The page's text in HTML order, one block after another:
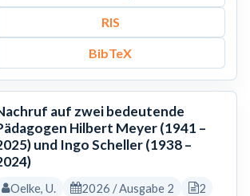
RIS
BibTeX
auf zwei bedeutende
Hilbert Meyer (1941 –
und Ingo Scheller (1938 –
Oelke, U. 2026 / Ausgabe 2 2